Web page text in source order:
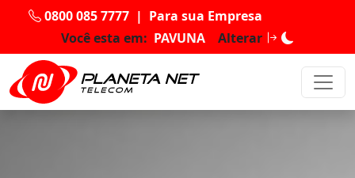
0800 085 7777 | Para sua Empresa
Você esta em: PAVUNA Alterar